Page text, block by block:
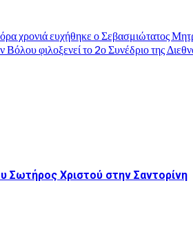
χρονιά ευχήθηκε ο Σεβασμιώτατος
φιλοξενεί το 2ο Συνέδριο της
Χριστού στην Σαντορίνη